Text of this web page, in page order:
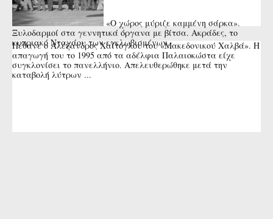
«Ο χώρος μύριζε καμμένη σάρκα».
Ξυλοδαρμοί στα γεννητικά όργανα με βίτσα. Ακράδες, το
κυπριακό Νταχάου των εγκλωβισμένων.
Πέθανε ο Αλέξανδρος Χαΐτογλου του «Μακεδονικού Χαλβά». Η
απαγωγή του το 1995 από τα αδέλφια Παλαιοκώστα είχε
συγκλονίσει το πανελλήνιο. Απελευθερώθηκε μετά την
καταβολή λύτρων ...